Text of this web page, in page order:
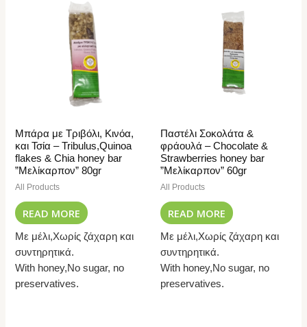
Μπάρα με Τριβόλι, Κινόα,
και Τσία – Tribulus,Quinoa
flakes & Chia honey bar
”Μελίκαρπον” 80gr
All Products
READ MORE
Με μέλι,Χωρίς ζάχαρη και
συντηρητικά.
With honey,No sugar, no
preservatives.
Παστέλι Σοκολάτα &
φράουλά – Chocolate &
Strawberries honey bar
”Μελίκαρπον” 60gr
All Products
READ MORE
Με μέλι,Χωρίς ζάχαρη και
συντηρητικά.
With honey,No sugar, no
preservatives.